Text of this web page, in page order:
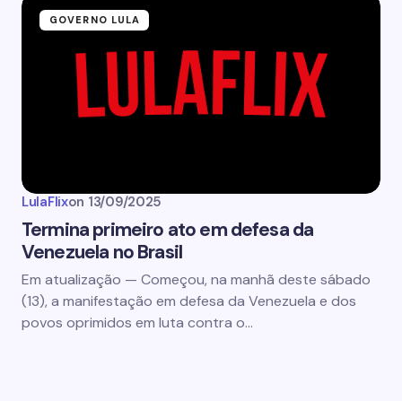
GOVERNO LULA
LulaFlixon 13/09/2025
Termina primeiro ato em defesa da
Venezuela no Brasil
Em atualização — Começou, na manhã deste sábado
(13), a manifestação em defesa da Venezuela e dos
povos oprimidos em luta contra o…